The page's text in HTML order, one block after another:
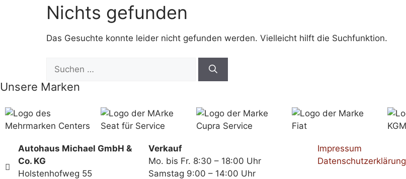
Nichts gefunden
Das Gesuchte konnte leider nicht gefunden werden. Vielleicht hilft die Suchfunktion.
Unsere Marken
Autohaus Michael GmbH &
Co. KG
Holstenhofweg 55
Verkauf
Mo. bis Fr. 8:30 – 18:00 Uhr
Samstag 9:00 – 14:00 Uhr
Impressum
Datenschutzerklärung